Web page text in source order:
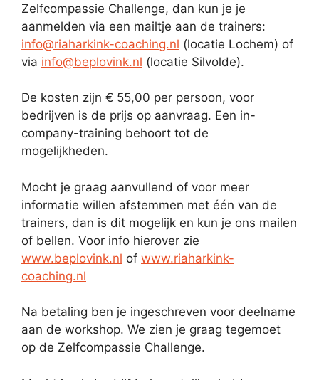
Zelfcompassie Challenge, dan kun je je
aanmelden via een mailtje aan de trainers:
info@riaharkink-coaching.nl (locatie Lochem) of
via info@beplovink.nl (locatie Silvolde).
De kosten zijn € 55,00 per persoon, voor
bedrijven is de prijs op aanvraag. Een in-
company-training behoort tot de
mogelijkheden.
Mocht je graag aanvullend of voor meer
informatie willen afstemmen met één van de
trainers, dan is dit mogelijk en kun je ons mailen
of bellen. Voor info hierover zie
www.beplovink.nl of www.riaharkink-
coaching.nl
Na betaling ben je ingeschreven voor deelname
aan de workshop. We zien je graag tegemoet
op de Zelfcompassie Challenge.